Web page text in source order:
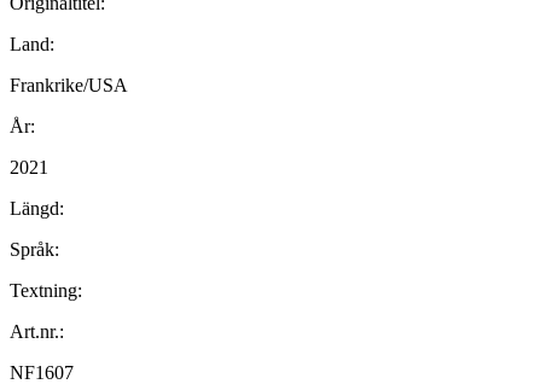
Land:
Frankrike/USA
År:
2021
Längd:
Språk:
Textning:
Art.nr.:
NF1607